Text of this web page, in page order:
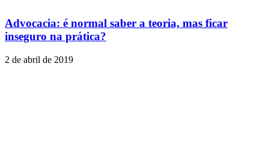
Advocacia: é normal saber a teoria, mas ficar
inseguro na prática?
2 de abril de 2019